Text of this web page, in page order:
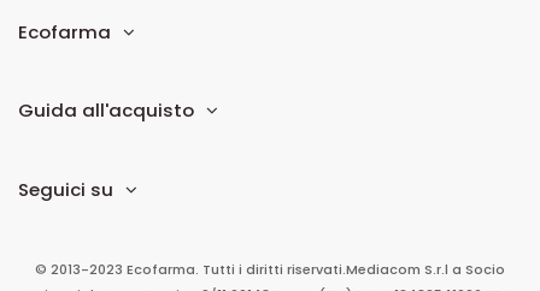
Ecofarma
Guida all'acquisto
Seguici su
© 2013-2023 Ecofarma. Tutti i diritti riservati.Mediacom S.r.l a Socio